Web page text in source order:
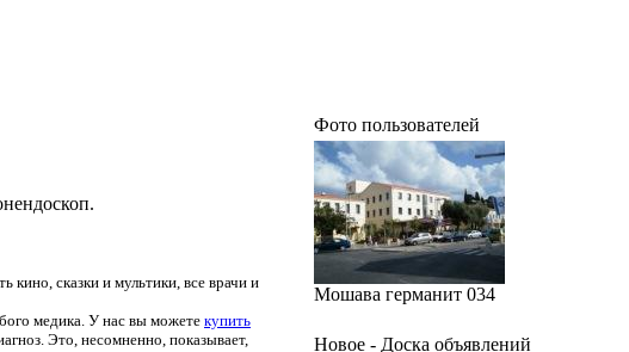
сказки и мультики, все врачи и
медика. У нас вы можете купить
Это, несомненно, показывает,
Фото пользователей
Мошава германит 034
Новое - Доска объявлений